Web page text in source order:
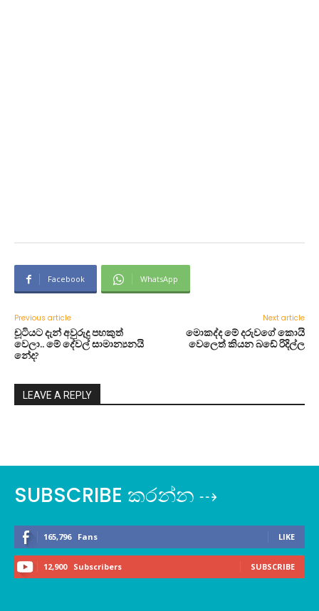
Facebook WhatsApp
Previous article
චූටියට දැන් අවුරුදු පහකුත්
වෙලා.. මේ ‍දේවල් සාමාන්‍යනයි
නේද?
Next article
මොකද්ද මේ දරුවගේ කොයි
වෙලෙත් කියන බඩේ රිදිල්ල
LEAVE A REPLY
SUBSCRIBE කරන්න ⇢
165,796 Fans LIKE
12,900 Subscribers SUBSCRIBE